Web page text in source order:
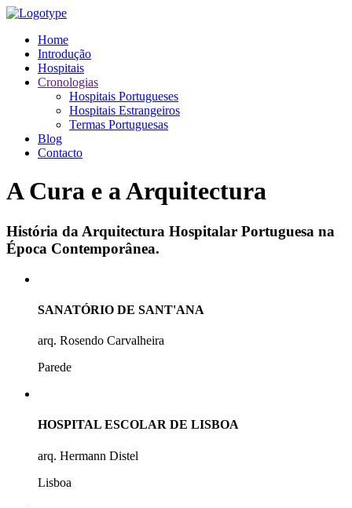
Home
Introdução
Hospitais
Cronologias
Hospitais Portugueses
Hospitais Estrangeiros
Termas Portuguesas
Blog
Contacto
A Cura e a Arquitectura
História da Arquitectura Hospitalar Portuguesa na
Época Contemporânea.
SANATÓRIO DE SANT'ANA
arq. Rosendo Carvalheira
Parede
HOSPITAL ESCOLAR DE LISBOA
arq. Hermann Distel
Lisboa